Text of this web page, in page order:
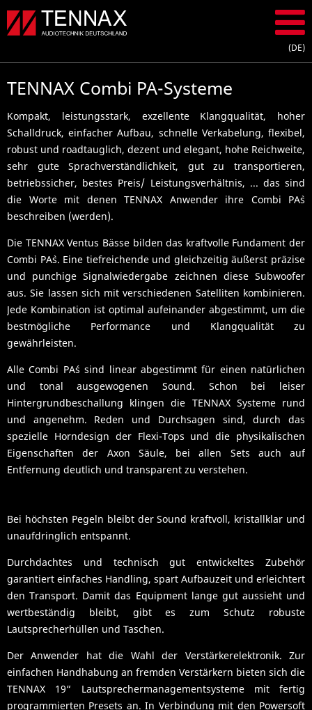
TENNAX Combi PA-Systeme
Kompakt, leistungsstark, exzellente Klangqualität, hoher
Schalldruck, einfacher Aufbau, schnelle Verkabelung, flexibel,
robust und roadtauglich, dezent und elegant, hohe Reichweite,
sehr gute Sprachverständlichkeit, gut zu transportieren,
betriebssicher, bestes Preis/ Leistungsverhältnis, ... das sind
die Worte mit denen TENNAX Anwender ihre Combi PA`s
beschreiben (werden).
Die TENNAX Ventus Bässe bilden das kraftvolle Fundament der
Combi PA`s. Eine tiefreichende und gleichzeitig äußerst präzise
und punchige Signalwiedergabe zeichnen diese Subwoofer
aus. Sie lassen sich mit verschiedenen Satelliten kombinieren.
Jede Kombination ist optimal aufeinander abgestimmt, um die
bestmögliche Performance und Klangqualität zu
gewährleisten.
Alle Combi PA´s sind linear abgestimmt für einen natürlichen
und tonal ausgewogenen Sound. Schon bei leiser
Hintergrundbeschallung klingen die TENNAX Systeme rund
und angenehm. Reden und Durchsagen sind, durch das
spezielle Horndesign der Flexi-Tops und die physikalischen
Eigenschaften der Axon Säule, bei allen Sets auch auf
Entfernung deutlich und transparent zu verstehen.
Bei höchsten Pegeln bleibt der Sound kraftvoll, kristallklar und
unaufdringlich entspannt.
Durchdachtes und technisch gut entwickeltes Zubehör
garantiert einfaches Handling, spart Aufbauzeit und erleichtert
den Transport. Damit das Equipment lange gut aussieht und
wertbeständig bleibt, gibt es zum Schutz robuste
Lautsprecherhüllen und Taschen.
Der Anwender hat die Wahl der Verstärkerelektronik. Zur
einfachen Handhabung an fremden Verstärkern bieten sich die
TENNAX 19“ Lautsprechermanagementsysteme mit fertig
programmierten Presets an. In Verbindung mit den Powersoft